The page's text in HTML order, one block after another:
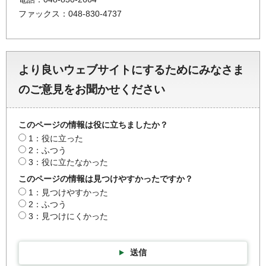
ファックス：048-830-4737
より良いウェブサイトにするためにみなさま
のご意見をお聞かせください
このページの情報は役に立ちましたか？
1：役に立った
2：ふつう
3：役に立たなかった
このページの情報は見つけやすかったですか？
1：見つけやすかった
2：ふつう
3：見つけにくかった
送信